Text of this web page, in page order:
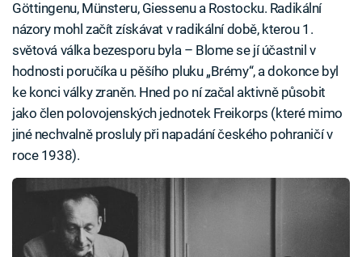
Göttingenu, Münsteru, Giessenu a Rostocku. Radikální
názory mohl začít získávat v radikální době, kterou 1.
světová válka bezesporu byla – Blome se jí účastnil v
hodnosti poručíka u pěšího pluku „Brémy“, a dokonce byl
ke konci války zraněn. Hned po ní začal aktivně působit
jako člen polovojenských jednotek Freikorps (které mimo
jiné nechvalně prosluly při napadání českého pohraničí v
roce 1938).